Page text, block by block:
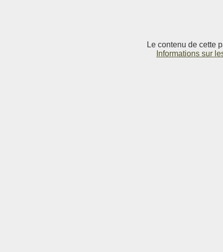
Le contenu de cette
Informations sur